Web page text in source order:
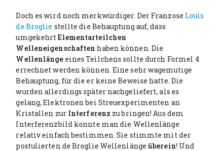
Doch es wird noch merkwürdiger. Der Franzose Louis
de Broglie stellte die Behauptung auf, dass
umgekehrtElementarteilchen
Welleneigenschaften haben können. Die
Wellenlänge eines Teilchens sollte durch Formel 4
errechnet werden können. Eine sehr wagemutige
Behauptung, für die er keine Beweise hatte. Die
wurden allerdings später nachgeliefert, als es
gelang, Elektronen bei Streuexperimenten an
Kristallen zur Interferenz zu bringen! Aus dem
Interferenzbild konnte man die Wellenlänge
relativ einfach bestimmen. Sie stimmte mit der
postulierten de Broglie Wellenlängeüberein! Und